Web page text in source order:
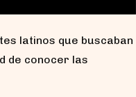
latinos que buscaban
de conocer las